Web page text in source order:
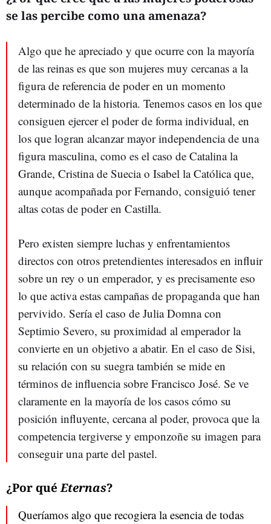
se las percibe como una amenaza?
Algo que he apreciado y que ocurre con la mayoría
de las reinas es que son mujeres muy cercanas a la
figura de referencia de poder en un momento
determinado de la historia. Tenemos casos en los que
consiguen ejercer el poder de forma individual, en
los que logran alcanzar mayor independencia de una
figura masculina, como es el caso de Catalina la
Grande, Cristina de Suecia o Isabel la Católica que,
aunque acompañada por Fernando, consiguió tener
altas cotas de poder en Castilla.
Pero existen siempre luchas y enfrentamientos
directos con otros pretendientes interesados en influir
sobre un rey o un emperador, y es precisamente eso
lo que activa estas campañas de propaganda que han
pervivido. Sería el caso de Julia Domna con
Septimio Severo, su proximidad al emperador la
convierte en un objetivo a abatir. En el caso de Sisi,
su relación con su suegra también se mide en
términos de influencia sobre Francisco José. Se ve
claramente en la mayoría de los casos cómo su
posición influyente, cercana al poder, provoca que la
competencia tergiverse y emponzoñe su imagen para
conseguir una parte del pastel.
¿Por quéEternas?
Queríamos algo que recogiera la esencia de todas